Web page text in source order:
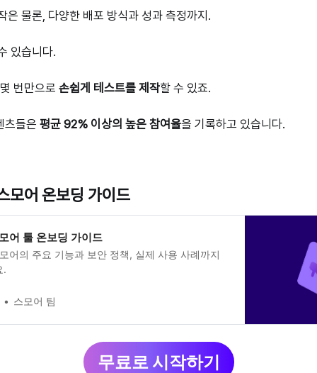
은 물론, 다양한 배포 방식과 성과 측정까지.
있습니다.
번만으로 손쉽게 테스트를 제작할 수 있죠.
츠들은 평균 92% 이상의 높은 참여율을 기록하고 있습니다.
모어 온보딩 가이드
어 툴 온보딩 가이드
어의 주요 기능과 보안 정책, 실제 사용 사례까지
.
스모어 팀
무료로 시작하기